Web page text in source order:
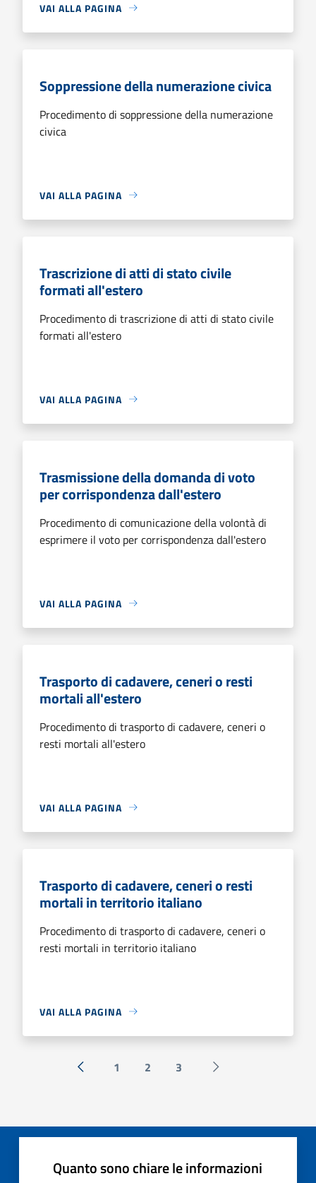
VAI ALLA PAGINA
Soppressione della numerazione civica
Procedimento di soppressione della numerazione
civica
VAI ALLA PAGINA
Trascrizione di atti di stato civile
formati all'estero
Procedimento di trascrizione di atti di stato civile
formati all'estero
VAI ALLA PAGINA
Trasmissione della domanda di voto
per corrispondenza dall'estero
Procedimento di comunicazione della volontà di
esprimere il voto per corrispondenza dall'estero
VAI ALLA PAGINA
Trasporto di cadavere, ceneri o resti
mortali all'estero
Procedimento di trasporto di cadavere, ceneri o
resti mortali all'estero
VAI ALLA PAGINA
Trasporto di cadavere, ceneri o resti
mortali in territorio italiano
Procedimento di trasporto di cadavere, ceneri o
resti mortali in territorio italiano
VAI ALLA PAGINA
« Precedente
1 2 3 Successiva »
Quanto sono chiare le informazioni